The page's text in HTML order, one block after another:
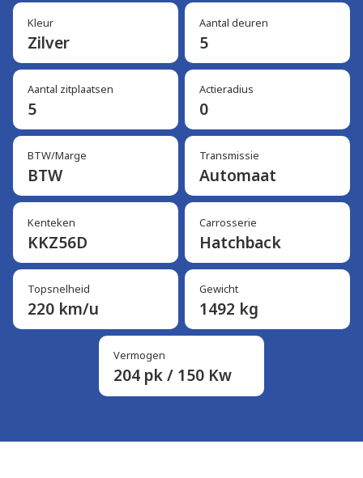
Kleur
Zilver
Aantal deuren
5
Aantal zitplaatsen
5
Actieradius
0
BTW/Marge
BTW
Transmissie
Automaat
Kenteken
KKZ56D
Carrosserie
Hatchback
Topsnelheid
220 km/u
Gewicht
1492 kg
Vermogen
204 pk / 150 Kw